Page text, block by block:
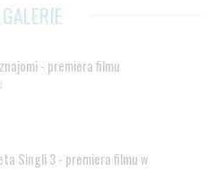
- premiera filmu
Singli 3 - premiera filmu w